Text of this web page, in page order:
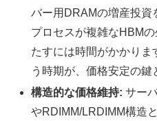
バー用DRAMの増産投資
プロセスが複雑なHBM
たすには時間がかかり
う時期が、価格安定の鍵
構造的な価格維持: サー
やRDIMM/LRDIMM構造